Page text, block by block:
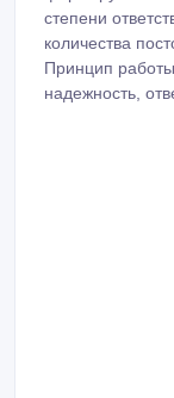
степени
количества
Принцип
надежность,